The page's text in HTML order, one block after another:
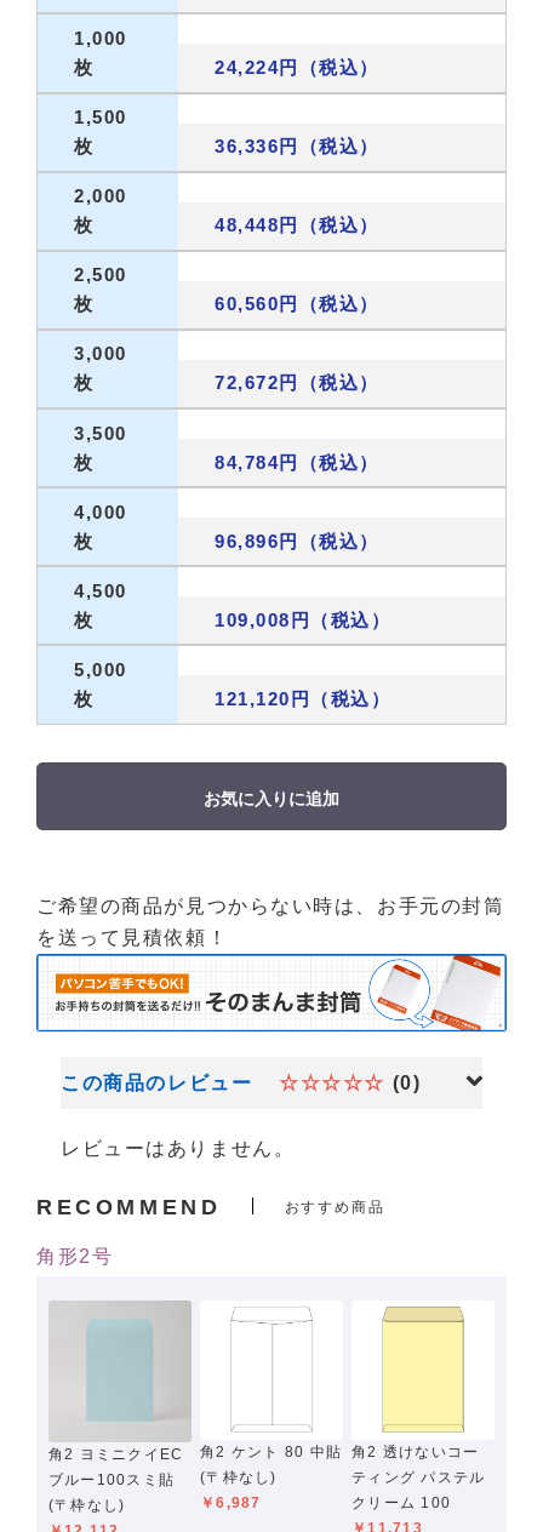
1,000
枚
24,224円（税込）
1,500
枚
36,336円（税込）
2,000
枚
48,448円（税込）
2,500
枚
60,560円（税込）
3,000
枚
72,672円（税込）
3,500
枚
84,784円（税込）
4,000
枚
96,896円（税込）
4,500
枚
109,008円（税込）
5,000
枚
121,120円（税込）
お気に入りに追加
ご希望の商品が見つからない時は、お手元の封筒
を送って見積依頼！
この商品のレビュー ☆☆☆☆☆ (0)
レビューはありません。
RECOMMEND おすすめ商品
角形2号
角2 ヨミニクイEC
ブルー100スミ貼
(〒枠なし)
角2 ケント 80 中貼
(〒枠なし)
￥6,987
角2 透けないコー
ティング パステル
クリーム 100